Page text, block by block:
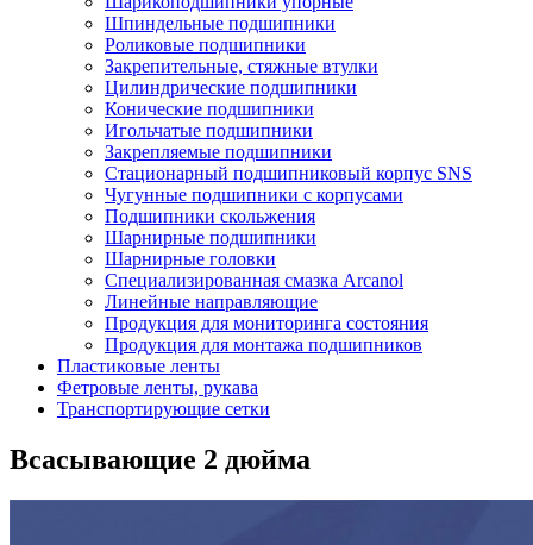
Шпиндельные подшипники
Роликовые подшипники
Закрепительные, стяжные втулки
Цилиндрические подшипники
Конические подшипники
Игольчатые подшипники
Закрепляемые подшипники
Стационарный подшипниковый корпус SNS
Чугунные подшипники с корпусами
Подшипники скольжения
Шарнирные подшипники
Шарнирные головки
Специализированная смазка Arcanol
Линейные направляющие
Продукция для мониторинга состояния
Продукция для монтажа подшипников
Пластиковые ленты
Фетровые ленты, рукава
Транспортирующие сетки
Всасывающие 2 дюйма